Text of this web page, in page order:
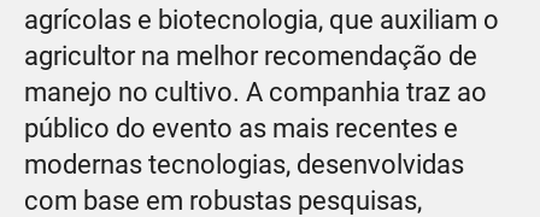
agrícolas e biotecnologia, que auxiliam o
agricultor na melhor recomendação de
manejo no cultivo. A companhia traz ao
público do evento as mais recentes e
modernas tecnologias, desenvolvidas
com base em robustas pesquisas,